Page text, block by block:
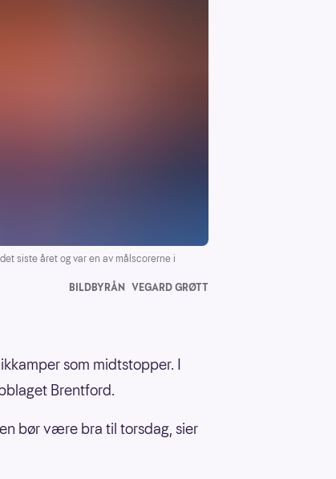
siste året og var en av målscorerne i
BILDBYRÅN VEGARD GRØTT
som midtstopper. I
Brentford.
bør være bra til torsdag, sier